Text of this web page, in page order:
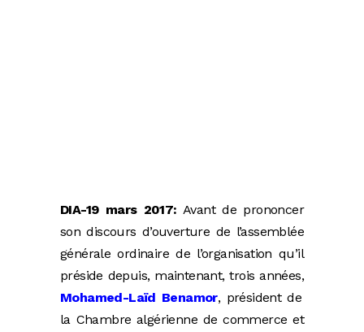
DIA-19 mars 2017: Avant de prononcer
son discours d’ouverture de l’assemblée
générale ordinaire de l’organisation qu’il
préside depuis, maintenant, trois années,
Mohamed-Laïd Benamor, président de
la Chambre algérienne de commerce et